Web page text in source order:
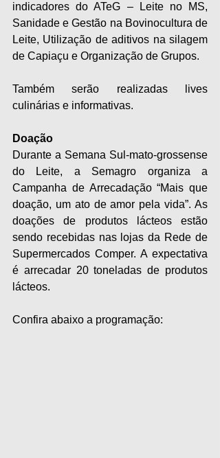
indicadores do ATeG – Leite no MS,
Sanidade e Gestão na Bovinocultura de
Leite, Utilização de aditivos na silagem
de Capiaçu e Organização de Grupos.
Também serão realizadas lives
culinárias e informativas.
Doação
Durante a Semana Sul-mato-grossense
do Leite, a Semagro organiza a
Campanha de Arrecadação “Mais que
doação, um ato de amor pela vida”. As
doações de produtos lácteos estão
sendo recebidas nas lojas da Rede de
Supermercados Comper. A expectativa
é arrecadar 20 toneladas de produtos
lácteos.
Confira abaixo a programação: